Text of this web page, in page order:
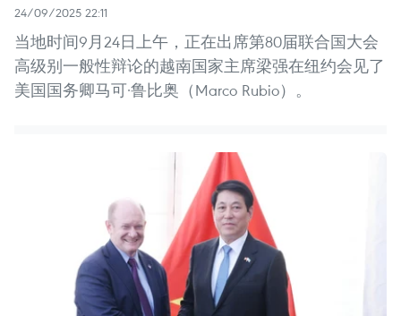
24/09/2025 22:11
当地时间9月24日上午，正在出席第80届联合国大会
高级别一般性辩论的越南国家主席梁强在纽约会见了
美国国务卿马可·鲁比奥（Marco Rubio）。